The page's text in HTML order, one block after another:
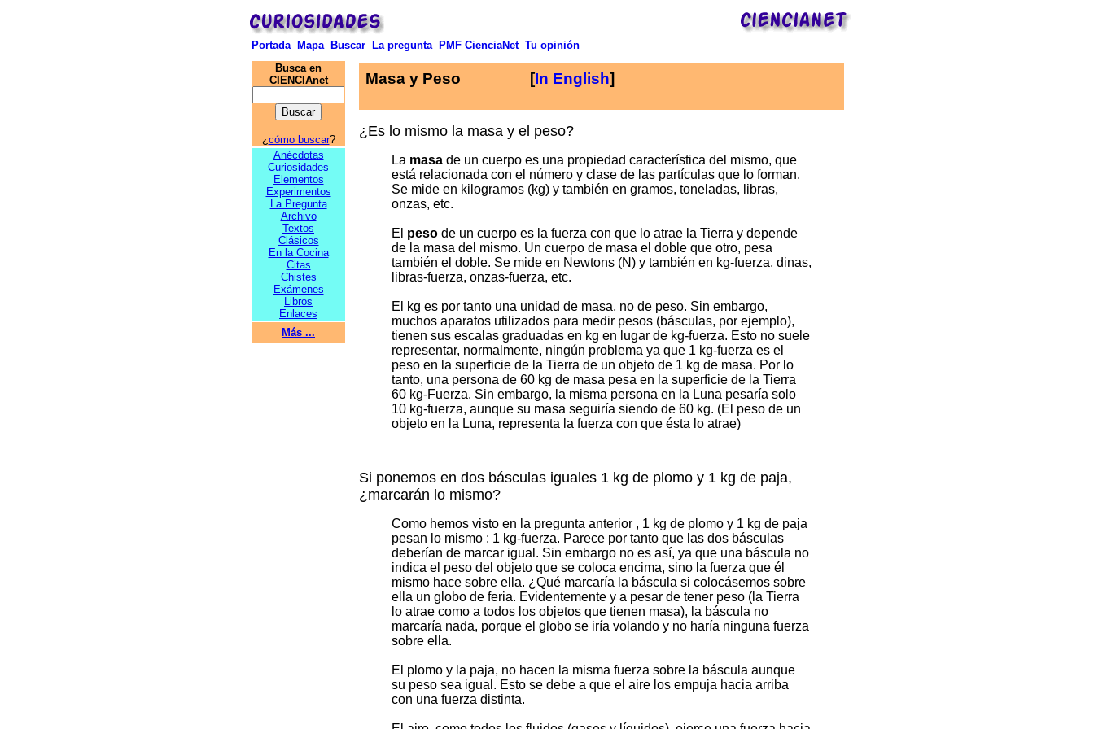
Portada Mapa Buscar La pregunta PMF CienciaNet Tu opinión
Busca en
CIENCIAnet
¿ cómo buscar?
Anécdotas
Curiosidades
Elementos
Experimentos
La Pregunta
Archivo
Textos
Clásicos
En la Cocina
Citas
Chistes
Exámenes
Libros
Enlaces
Más ...
Masa y Peso [In English]
¿Es lo mismo la masa y el peso?
La masa de un cuerpo es una propiedad característica del mismo, que
está relacionada con el número y clase de las partículas que lo forman.
Se mide en kilogramos (kg) y también en gramos, toneladas, libras,
onzas, etc.
El peso de un cuerpo es la fuerza con que lo atrae la Tierra y depende
de la masa del mismo. Un cuerpo de masa el doble que otro, pesa
también el doble. Se mide en Newtons (N) y también en kg-fuerza, dinas,
libras-fuerza, onzas-fuerza, etc.
El kg es por tanto una unidad de masa, no de peso. Sin embargo,
muchos aparatos utilizados para medir pesos (básculas, por ejemplo),
tienen sus escalas graduadas en kg en lugar de kg-fuerza. Esto no suele
representar, normalmente, ningún problema ya que 1 kg-fuerza es el
peso en la superficie de la Tierra de un objeto de 1 kg de masa. Por lo
tanto, una persona de 60 kg de masa pesa en la superficie de la Tierra
60 kg-Fuerza. Sin embargo, la misma persona en la Luna pesaría solo
10 kg-fuerza, aunque su masa seguiría siendo de 60 kg. (El peso de un
objeto en la Luna, representa la fuerza con que ésta lo atrae)
Si ponemos en dos básculas iguales 1 kg de plomo y 1 kg de paja,
¿marcarán lo mismo?
Como hemos visto en la pregunta anterior , 1 kg de plomo y 1 kg de paja
pesan lo mismo : 1 kg-fuerza. Parece por tanto que las dos básculas
deberían de marcar igual. Sin embargo no es así, ya que una báscula no
indica el peso del objeto que se coloca encima, sino la fuerza que él
mismo hace sobre ella. ¿Qué marcaría la báscula si colocásemos sobre
ella un globo de feria. Evidentemente y a pesar de tener peso (la Tierra
lo atrae como a todos los objetos que tienen masa), la báscula no
marcaría nada, porque el globo se iría volando y no haría ninguna fuerza
sobre ella.
El plomo y la paja, no hacen la misma fuerza sobre la báscula aunque
su peso sea igual. Esto se debe a que el aire los empuja hacia arriba
con una fuerza distinta.